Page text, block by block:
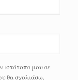
ιστότοπο μου σε
θα σχολιάσω.